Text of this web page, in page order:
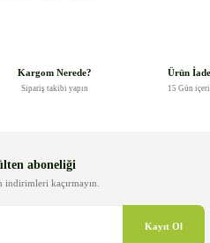
Kargom Nerede?
Sipariş takibi yapın
Ürün
15 Gün
aboneliği
indirimleri kaçırmayın.
Kayıt Ol